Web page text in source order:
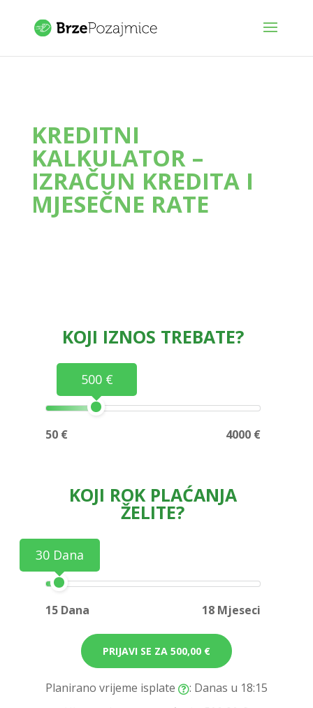
KREDITNI
KALKULATOR –
IZRAČUN KREDITA I
MJESEČNE RATE
KOJI IZNOS TREBATE?
500 €
50 € 4000 €
KOJI ROK PLAĆANJA
ŽELITE?
30 Dana
15 Dana 18 Mjeseci
PRIJAVI SE ZA 500,00 €
Planirano vrijeme isplate
: Danas u 18:15